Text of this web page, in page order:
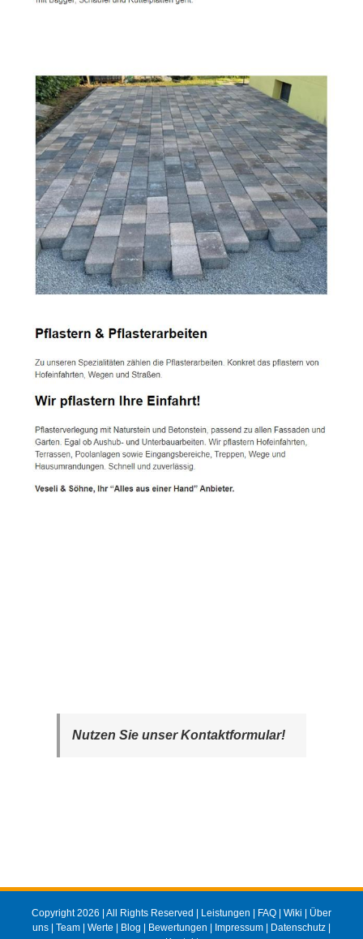
Nutzen Sie unser Kontaktformular!
Copyright 2026 | All Rights Reserved | Leistungen | FAQ | Wiki | Über
uns | Team | Werte | Blog | Bewertungen | Impressum | Datenschutz |